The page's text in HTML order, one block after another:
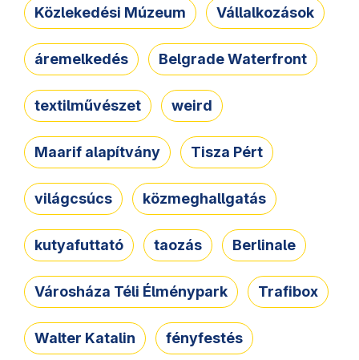
Közlekedési Múzeum Vállalkozások
áremelkedés Belgrade Waterfront
textilművészet weird
Maarif alapítvány Tisza Pért
világcsúcs közmeghallgatás
kutyafuttató taozás Berlinale
Városháza Téli Élménypark Trafibox
Walter Katalin fényfestés